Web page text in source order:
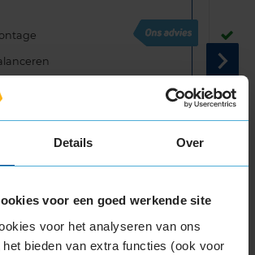
Details Over
voor een goed werkende site
voor het analyseren van ons
bieden van extra functies (ook voor
of TPMS service